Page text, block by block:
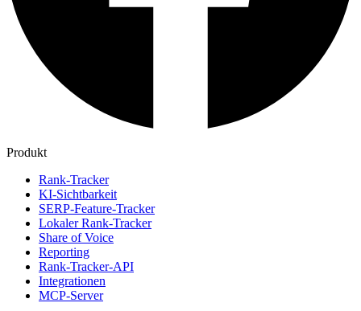
Produkt
Rank-Tracker
KI-Sichtbarkeit
SERP-Feature-Tracker
Lokaler Rank-Tracker
Share of Voice
Reporting
Rank-Tracker-API
Integrationen
MCP-Server